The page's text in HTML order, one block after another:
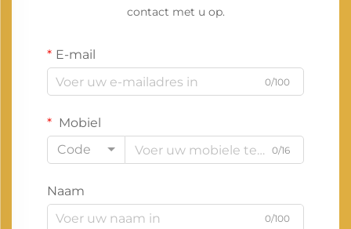
contact met u op.
E-mail
0/100
Mobiel
Code
0/16
Naam
0/100